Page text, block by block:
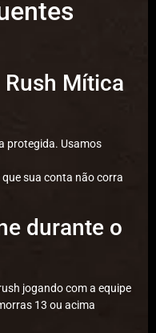
Mítica
protegida. Usamos
sua conta não corra
durante o
jogando com a equipe
13 ou acima